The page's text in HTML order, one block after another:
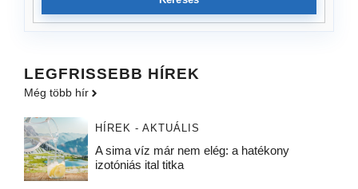
LEGFRISSEBB HÍREK
Még több hír
HÍREK - AKTUÁLIS
A sima víz már nem elég: a hatékony
izotóniás ital titka